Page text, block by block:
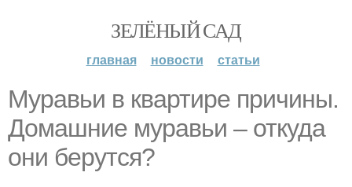
ЗЕЛЁНЫЙ САД
главная новости статьи
Муравьи в квартире причины.
Домашние муравьи – откуда
они берутся?